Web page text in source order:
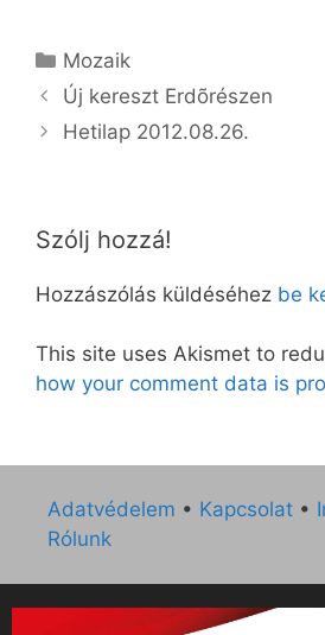
Kategória
Mozaik
Új kereszt Erdõrészen
Hetilap 2012.08.26.
Szólj hozzá!
Hozzászólás küldéséhez be
This site uses Akismet to
how your comment data is
Adatvédelem • Kapcsolat •
Rólunk